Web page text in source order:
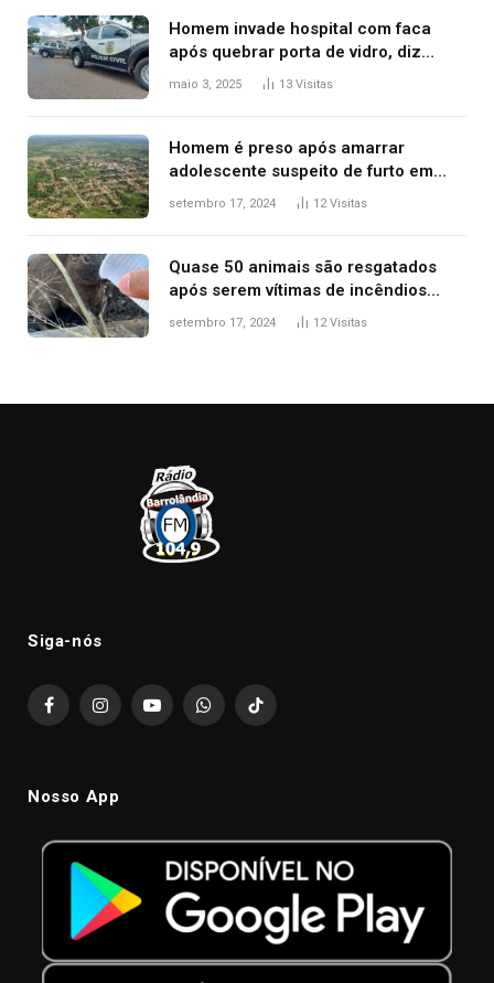
Homem invade hospital com faca
após quebrar porta de vidro, diz
polícia
maio 3, 2025 13 Visitas
Homem é preso após amarrar
adolescente suspeito de furto em
estaca de cerca e agredi-lo
setembro 17, 2024 12Visitas
Quase 50 animais são resgatados
após serem vítimas de incêndios
florestais no Tocantins
setembro 17, 2024 12Visitas
Siga-nós
FacebookInstagramYouTubeWhatsAppTikTok
Nosso App